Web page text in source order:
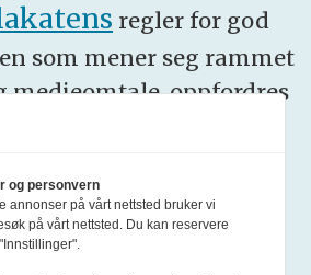
regler for god
som mener seg rammet
medieomtale, oppfordres
med redaksjonen
Utvalg (PFU)
oppnevnt av Norsk
som behandler klager
og personvern
annonser på vårt nettsted bruker vi
på vårt nettsted. Du kan reservere